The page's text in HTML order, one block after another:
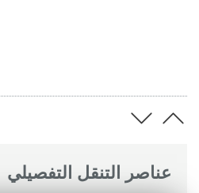
عناصر التنقل التفصيلي